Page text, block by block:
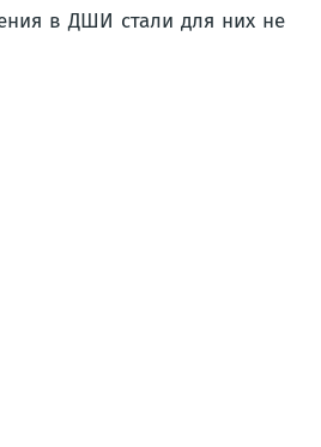
в ДШИ стали для них не